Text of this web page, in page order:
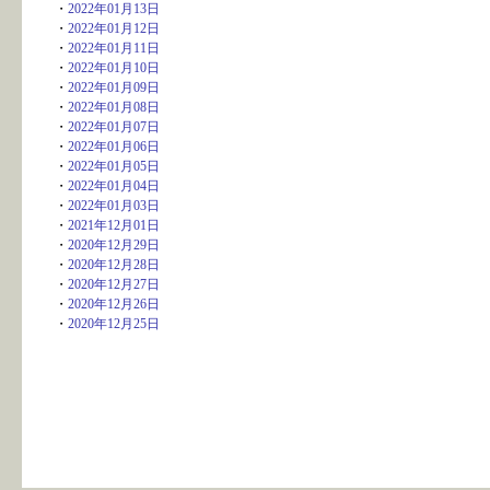
・ 2022年01月13日
・ 2022年01月12日
・ 2022年01月11日
・ 2022年01月10日
・ 2022年01月09日
・ 2022年01月08日
・ 2022年01月07日
・ 2022年01月06日
・ 2022年01月05日
・ 2022年01月04日
・ 2022年01月03日
・ 2021年12月01日
・ 2020年12月29日
・ 2020年12月28日
・ 2020年12月27日
・ 2020年12月26日
・ 2020年12月25日